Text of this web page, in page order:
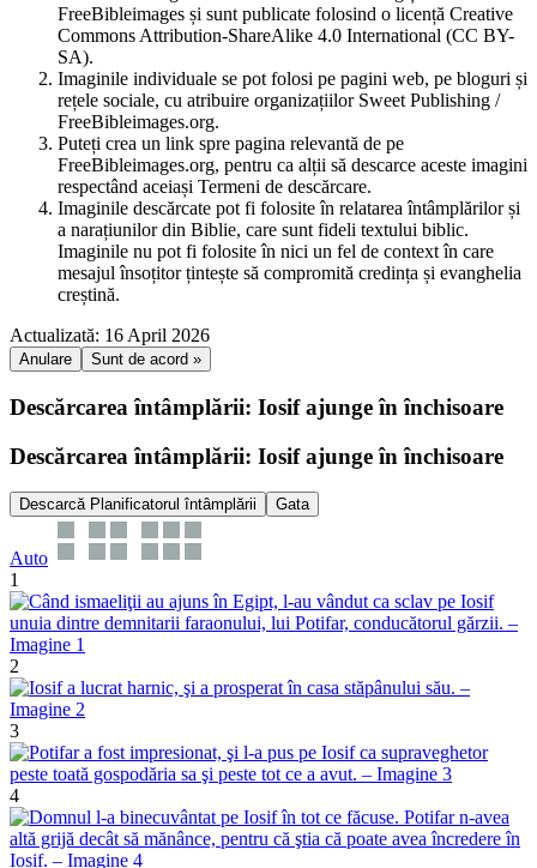
FreeBibleimages și sunt publicate folosind o licență Creative
Commons Attribution-ShareAlike 4.0 International (CC BY-
SA).
Imaginile individuale se pot folosi pe pagini web, pe bloguri și
rețele sociale, cu atribuire organizațiilor Sweet Publishing /
FreeBibleimages.org.
Puteți crea un link spre pagina relevantă de pe
FreeBibleimages.org, pentru ca alții să descarce aceste imagini
respectând aceiași Termeni de descărcare.
Imaginile descărcate pot fi folosite în relatarea întâmplărilor și
a narațiunilor din Biblie, care sunt fideli textului biblic.
Imaginile nu pot fi folosite în nici un fel de context în care
mesajul însoțitor țintește să compromită credința și evanghelia
creștină.
Actualizată: 16 April 2026
Anulare Sunt de acord »
Descărcarea întâmplării: Iosif ajunge în închisoare
Descărcarea întâmplării: Iosif ajunge în închisoare
Descarcă Planificatorul întâmplării Gata
Auto
1
2
3
4